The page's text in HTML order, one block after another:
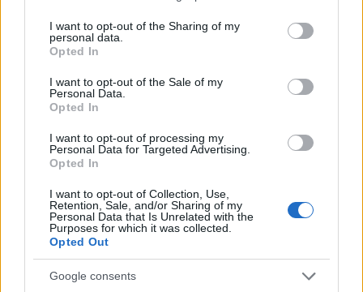
not limited to your visit or usage behaviour. You may click to
grant or deny consent to Google and its third-party tags to
use your data for below specified purposes in below Google
consent section.
I want to opt-out of the Sharing of my
personal data.
Opted In
I want to opt-out of the Sale of my
Personal Data.
Opted In
I want to opt-out of processing my
Personal Data for Targeted Advertising.
Opted In
I want to opt-out of Collection, Use,
Retention, Sale, and/or Sharing of my
Personal Data that Is Unrelated with the
Purposes for which it was collected.
Opted Out
Google consents
Brentolie daalt naar 88.9 dollar: een week van dalende
grondstoffenprijzen